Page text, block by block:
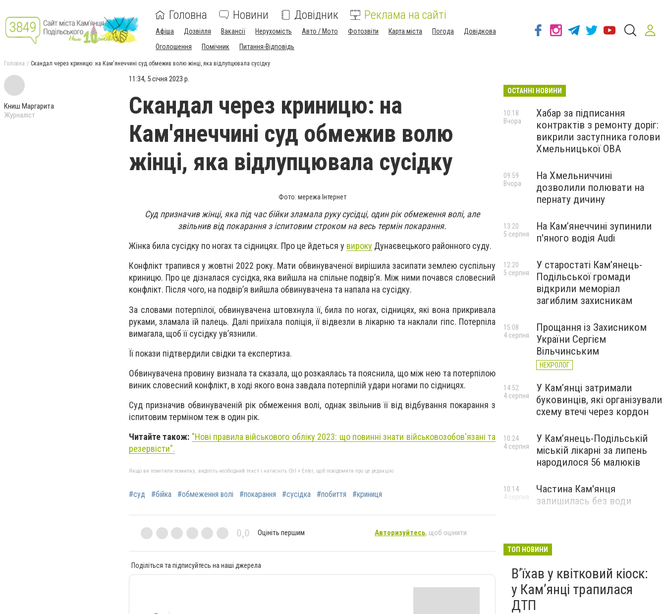
Головна Новини Довідник Реклама на сайті
Афіша Дозвілля Вакансії Нерухомість Авто / Мото Фотозвіти Карта міста Погода
Довідкова
Оголошення
Помічник Питання-Відповідь
Головна Скандал через криницю: на Кам'янеччині суд обмежив волю жінці, яка відлупцювала сусідку
Книш Маргарита
Журналіст
11:34, 5 січня 2023 р.
Скандал через криницю: на
Кам'янеччині суд обмежив волю
жінці, яка відлупцювала сусідку
Фото: мережа Інтернет
Суд призначив жінці, яка під час бійки зламала руку сусідці, один рік обмеження волі, але
звільнив від покарання з іспитовим строком на весь термін покарання.
Жінка била сусідку по ногах та сідницях. Про це йдеться у вироку Дунаєвецького районного суду.
Конфлікт трапився у жовтні 2022 року. Мати обвинуваченої вирішила засипати землею суспільну
криницю. Про це дізналася сусідка, яка вийшла на спільне подвір’я. Між ними почався словесний
конфлікт. Після чого, на подвір’я вийшла обвинувачена та напала на сусідку.
За словами потерпілої, обвинувачена штовхнула її, била по ногах, сідницях, які вона прикривала
руками, зламала їй палець. Далі приїхала поліція, її відвезли в лікарню та наклали гіпс. Потерпіла
вимагала, щоб її сусідку ув’язнили.
Її покази підтвердили свідки та експертиза.
Обвинувачена провину визнала та сказала, що розкаялась та пояснила, що між нею та потерпілою
виник словесний конфлікт, в ході якого вона завдала потерпілій удари ногами по сідницях.
Суд призначив обвинуваченій рік обмеження волі, однак звільнив її від відбування покарання з
іспитовим терміном теж в один рік.
Читайте також: "Нові правила військового обліку 2023: що повинні знати військовозобов'язані та
резервісти".
Якщо ви помітили помилку, виділіть необхідний текст і натисніть Ctrl + Enter, щоб повідомити про це редакцію
#суд #бійка #обмеження волі #покарання #сусідка #побиття #криниця
0,0 Оцініть першим Авторизуйтесь, щоб оцінити
Поділіться та підписуйтесь на наші джерела
ОСТАННІ НОВИНИ
Хабар за підписання
контрактів з ремонту доріг:
викрили заступника голови
Хмельницької ОВА
10:18
Вчора
На Хмельниччині
дозволили полювати на
пернату дичину
09:59
Вчора
На Камʼянеччині зупинили
п'яного водія Audi
13:20
5 серпня
У старостаті Кам’янець-
Подільської громади
відкрили меморіал
загиблим захисникам
12:20
5 серпня
Прощання із Захисником
України Сергієм
Вільчинським
НЕКРОЛОГ
15:08
4 серпня
У Кам’янці затримали
буковинців, які організували
схему втечі через кордон
14:52
4 серпня
У Кам’янець-Подільській
міській лікарні за липень
народилося 56 малюків
10:24
4 серпня
Частина Кам'янця
залишилась без води
10:14
4 серпня
ТОП НОВИНИ
Вʼїхав у квітковий кіоск:
у Камʼянці трапилася
ДТП